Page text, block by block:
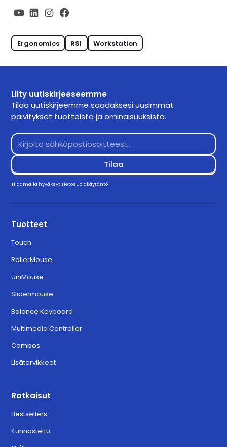
Ergonomics RSI Workstation
Liity uutiskirjeeseemme
Tilaa uutiskirjeemme saadaksesi uusimmat
päivitykset tuotteista ja ominaisuuksista.
Tilaamalla hyväksytTietosuojakäytäntö
Tuotteet
Touch
RollerMouse
UniMouse
Slidermouse
Balance Keyboard
Multimedia Controller
Combos
Lisätarvikkeet
Ratkaisut
Bestsellers
Kunnostettu